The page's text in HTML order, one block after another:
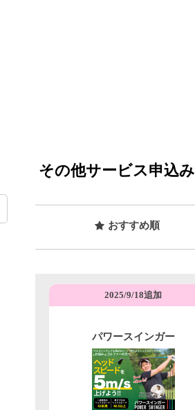
その他サービス申込み
おすすめ順
2025/9/18追加
パワースインガー